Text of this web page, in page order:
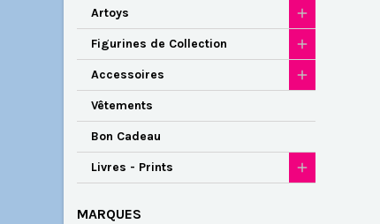
Artoys
Figurines de Collection
Accessoires
Vêtements
Bon Cadeau
Livres - Prints
MARQUES